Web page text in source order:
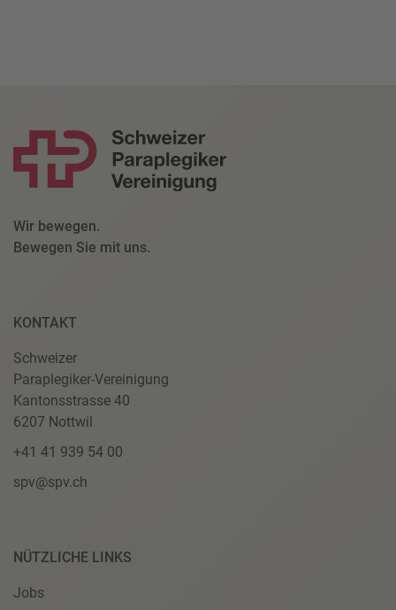
Wir bewegen.
Bewegen Sie mit uns.
KONTAKT
Schweizer
Paraplegiker-Vereinigung
Kantonsstrasse 40
6207 Nottwil
+41 41 939 54 00
spv@spv.ch
NÜTZLICHE LINKS
Jobs